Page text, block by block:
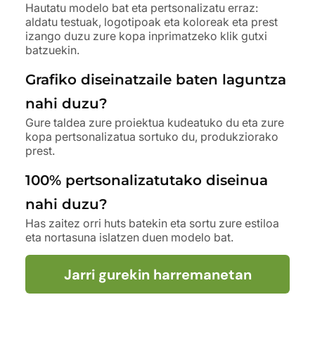
Hautatu modelo bat eta pertsonalizatu erraz:
aldatu testuak, logotipoak eta koloreak eta prest
izango duzu zure kopa inprimatzeko klik gutxi
batzuekin.
Grafiko diseinatzaile baten laguntza
nahi duzu?
Gure taldea zure proiektua kudeatuko du eta zure
kopa pertsonalizatua sortuko du, produkziorako
prest.
100% pertsonalizatutako diseinua
nahi duzu?
Has zaitez orri huts batekin eta sortu zure estiloa
eta nortasuna islatzen duen modelo bat.
Jarri gurekin harremanetan